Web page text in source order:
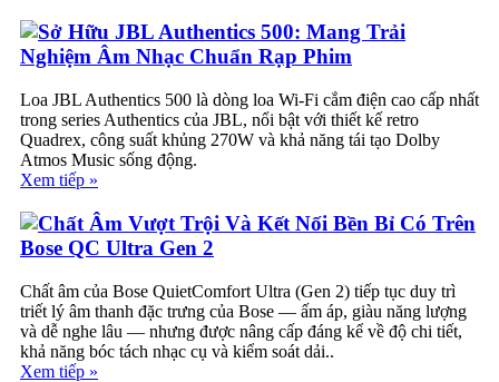
Sở Hữu JBL Authentics 500: Mang Trải
Nghiệm Âm Nhạc Chuẩn Rạp Phim
Loa JBL Authentics 500 là dòng loa Wi-Fi cắm điện cao cấp nhất
trong series Authentics của JBL, nổi bật với thiết kế retro
Quadrex, công suất khủng 270W và khả năng tái tạo Dolby
Atmos Music sống động.
Xem tiếp »
Chất Âm Vượt Trội Và Kết Nối Bền Bỉ Có Trên
Bose QC Ultra Gen 2
Chất âm của Bose QuietComfort Ultra (Gen 2) tiếp tục duy trì
triết lý âm thanh đặc trưng của Bose — ấm áp, giàu năng lượng
và dễ nghe lâu — nhưng được nâng cấp đáng kể về độ chi tiết,
khả năng bóc tách nhạc cụ và kiểm soát dải..
Xem tiếp »